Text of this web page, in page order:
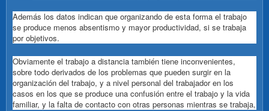
Además los datos indican que organizando de esta forma el trabajo
se produce menos absentismo y mayor productividad, si se trabaja
por objetivos.
Obviamente el trabajo a distancia también tiene inconvenientes,
sobre todo derivados de los problemas que pueden surgir en la
organización del trabajo, y a nivel personal del trabajador en los
casos en los que se produce una confusión entre el trabajo y la vida
familiar, y la falta de contacto con otras personas mientras se trabaja,